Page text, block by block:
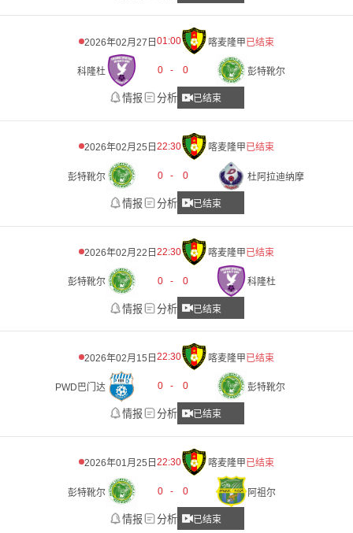
2026年02月27日 01:00 喀麦隆甲已结束
科隆杜 0 - 0 彭特靴尔
情报 分析 已结束
2026年02月25日 22:30 喀麦隆甲已结束
彭特靴尔 0 - 0 杜阿拉迪纳摩
情报 分析 已结束
2026年02月22日 22:30 喀麦隆甲已结束
彭特靴尔 0 - 0 科隆杜
情报 分析 已结束
2026年02月15日 22:30 喀麦隆甲已结束
PWD巴门达 0 - 0 彭特靴尔
情报 分析 已结束
2026年01月25日 22:30 喀麦隆甲已结束
彭特靴尔 0 - 0 阿祖尔
情报 分析 已结束